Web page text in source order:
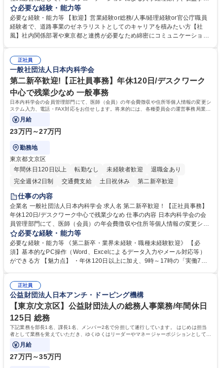
等のフロント部門の部署等幅広い部署での業務をお任せいたします。研修
制度やキャリア支援が充実しております！ ※下記業務詳細 【業務詳細】■
管理部門：広報、人事、経理など当公社の運営に係る管理業務 ■収益部
門：駐車場の新規開拓、管理運営、新宿駅西口広場の「イベントコーナ
道路施設や道路工事現場の見学ツアー事業 ※入社後は上記いずれかの部門
へ配属。※業務内容変更の範囲：会社の定める業務 募集職種 【都庁グル
ープ】総合職（事務）◇残業月平均9時間未満／有給年平均16日取得
必要な経験・能力等
必要な経験・能力等 【歓迎】営業経験or総務/人事/経理経験or官公庁職員
経験者で、道路事業のゼネラリストとしてのキャリアを積みたい方【社
風】社内関係部署や東京都と連携が必要なため綿密にコミュニケーション
部門など多岐に渡る業務を経験できます。 ■様々なプロジェクト：駐車場
事業の他、新宿駅西口広場内に設置された照明を兼ねた広告「ブライトサ
イン」の管理運営を行うなど、事業収益を生み出す活動を積極的に行って
います。 学歴・資格 学歴：大学院 大学 高専 短大 専修学校 高校 語学力：
資格：
正社員
一般社団法人日本内科学会
第二新卒歓迎!【正社員事務】年休120日/デスクワーク
中心で残業少なめ 一般事務
日本内科学会の会員管理部門にて、医師（会員）の年会費徴収や住所等個人情報の変更シ
ステム入力、電話・FAX対応をお任せします。将来的には、各種委員会の運営事務局業務
などにも幅広く携わっていただきます。
月給
23万円～27万円
勤務地
東京都文京区
年間休日120日以上
転勤なし 未経験者歓迎
退職金あり
完全週休2日制
交通費支給 土日祝休み 第二新卒歓迎
仕事の内容
企業名 一般社団法人日本内科学会 求人名 第二新卒歓迎！【正社員事務】
年休120日/デスクワーク中心で残業少なめ 仕事の内容 日本内科学会の会
員管理部門にて、医師（会員）の年会費徴収や住所等個人情報の変更シス
テム入力、電話・FAX対応をお任せします。将来的には、各種委員会の運
営事務局業務などにも幅広く携わっていただきます。 【会員管理・データ
入力業務】 ・医師（会員）の住所変更、個人情報のシステム登録・更新
・年会費の徴収管理や入金データの照合確認 【問い合わせ対応】 ・会員
年休120日/デスクワーク中心で残業少なめ
必要な経験・能力等
必要な経験・能力等 《第二新卒・業界未経験・職種未経験歓迎》 【必
須】基本的なPC操作（Word、Excelによるデータ入力やメール対応等）
ができる方 【魅力点】 ・年休120日以上に加え、9時～17時の「実働7時
整、資料作成、当日の運営サポート 学歴・資格 学歴：大学院 大学 語学
力： 資格：
正社員
公益財団法人日本アンチ・ドーピング機構
【東京/文京区】公益財団法人の総務人事業務/年間休日
125日 総務
下記業務を部長1名、課長1名、メンバー2名で分担して遂行しています。 はじめは担当
者として業務を覚えていただき、ゆくゆくはリーダーやマネージャーポジションとして活
躍いただくことを期待しています。
月給
27万円～35万円